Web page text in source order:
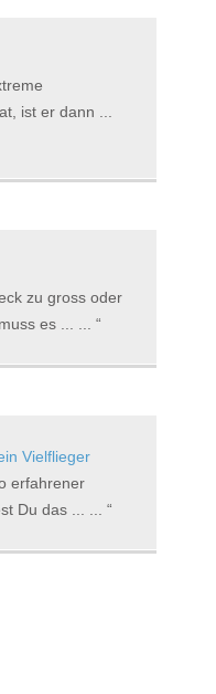
ist er dann ...
zu gross oder
es ... ...
Vielflieger
erfahrener
Du das ... ...